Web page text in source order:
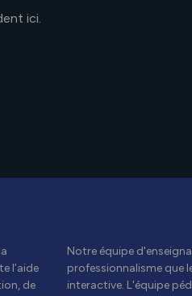
ici.
l’aide
de
Notre équipe
professionnalisme que
interactive. L'équipe